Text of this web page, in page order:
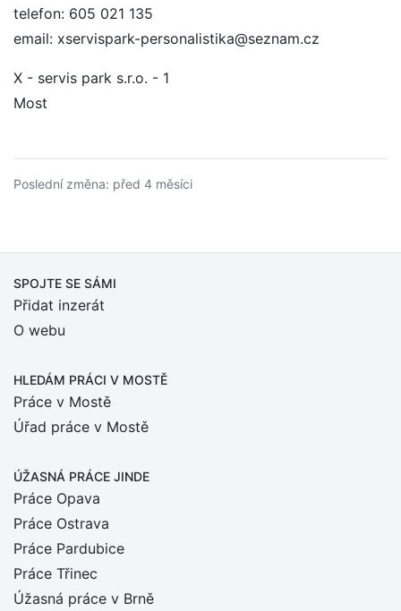
telefon: 605 021 135
email: xservispark-personalistika@seznam.cz
X - servis park s.r.o. - 1
Most
Poslední změna: před 4 měsíci
SPOJTE SE SÁMI
Přidat inzerát
O webu
HLEDÁM PRÁCI V MOSTĚ
Práce v Mostě
Úřad práce v Mostě
ÚŽASNÁ PRÁCE JINDE
Práce Opava
Práce Ostrava
Práce Pardubice
Práce Třinec
Úžasná práce v Brně